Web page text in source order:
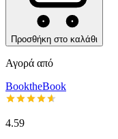
Προσθήκη στο καλάθι
Αγορά από
BooktheBook
4.59